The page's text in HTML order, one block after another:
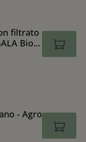
filtrato
Bio
- Agro